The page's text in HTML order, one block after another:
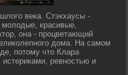
века. Стэкхаусы -
красивые,
она - процветающий
дома. На самом
потому что Клара
ревностью и